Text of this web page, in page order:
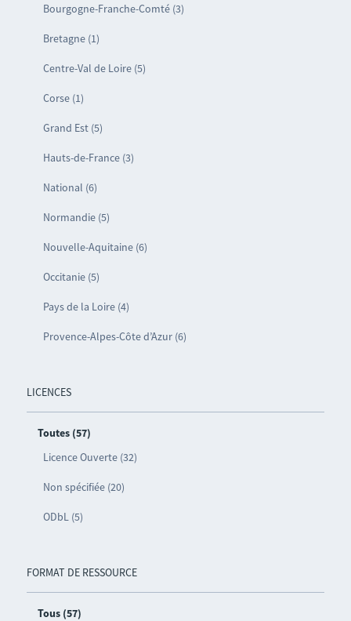
Bourgogne-Franche-Comté (3)
Bretagne (1)
Centre-Val de Loire (5)
Corse (1)
Grand Est (5)
Hauts-de-France (3)
National (6)
Normandie (5)
Nouvelle-Aquitaine (6)
Occitanie (5)
Pays de la Loire (4)
Provence-Alpes-Côte d’Azur (6)
LICENCES
Toutes (57)
Licence Ouverte (32)
Non spécifiée (20)
ODbL (5)
FORMAT DE RESSOURCE
Tous (57)